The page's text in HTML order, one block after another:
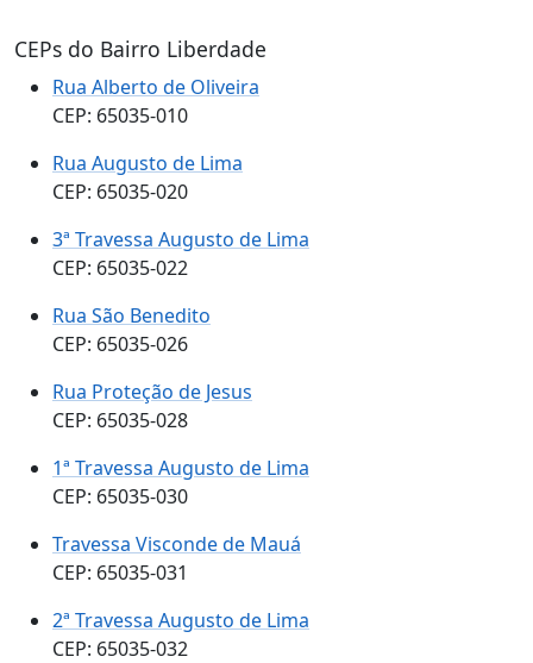
CEPs do Bairro Liberdade
Rua Alberto de Oliveira
CEP: 65035-010
Rua Augusto de Lima
CEP: 65035-020
3ª Travessa Augusto de Lima
CEP: 65035-022
Rua São Benedito
CEP: 65035-026
Rua Proteção de Jesus
CEP: 65035-028
1ª Travessa Augusto de Lima
CEP: 65035-030
Travessa Visconde de Mauá
CEP: 65035-031
2ª Travessa Augusto de Lima
CEP: 65035-032